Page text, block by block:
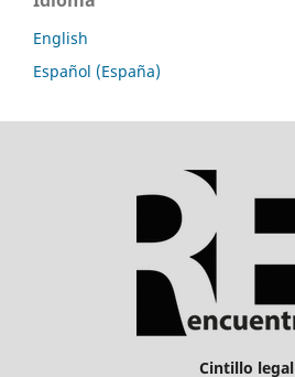
English
Español (España)
Cintillo legal